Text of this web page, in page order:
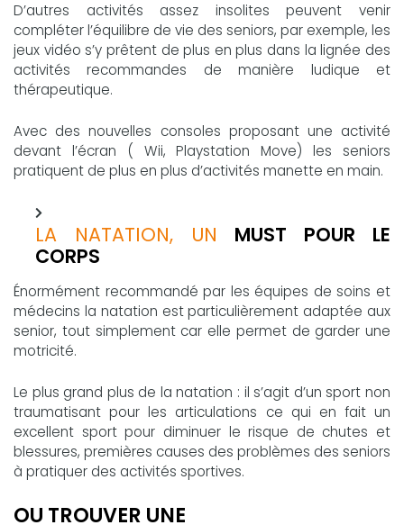
D’autres activités assez insolites peuvent venir
compléter l’équilibre de vie des seniors, par exemple, les
jeux vidéo s’y prêtent de plus en plus dans la lignée des
activités recommandes de manière ludique et
thérapeutique.
Avec des nouvelles consoles proposant une activité
devant l’écran ( Wii, Playstation Move) les seniors
pratiquent de plus en plus d’activités manette en main.
LA NATATION, UN MUST POUR LE
CORPS
Énormément recommandé par les équipes de soins et
médecins la natation est particulièrement adaptée aux
senior, tout simplement car elle permet de garder une
motricité.
Le plus grand plus de la natation : il s’agit d’un sport non
traumatisant pour les articulations ce qui en fait un
excellent sport pour diminuer le risque de chutes et
blessures, premières causes des problèmes des seniors
à pratiquer des activités sportives.
OU TROUVER UNE